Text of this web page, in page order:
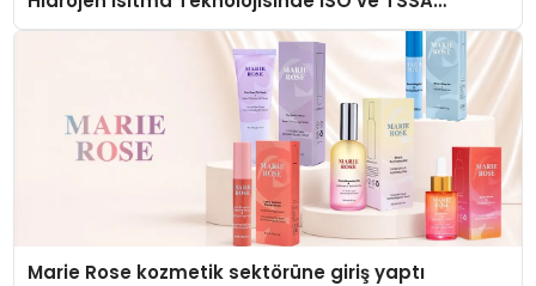
Düzenleyici Onaylarını Aldı
Marie Rose kozmetik sektörüne giriş yaptı